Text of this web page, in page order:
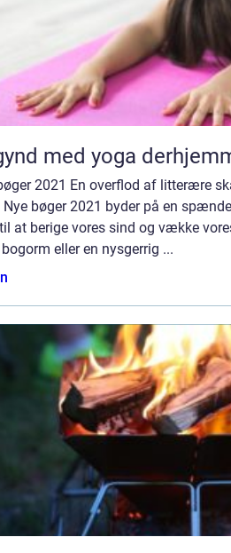
med yoga
2021 En overflod af litterære
bøger 2021 byder på en
at berige vores sind og vække
eller en nysgerrig ...